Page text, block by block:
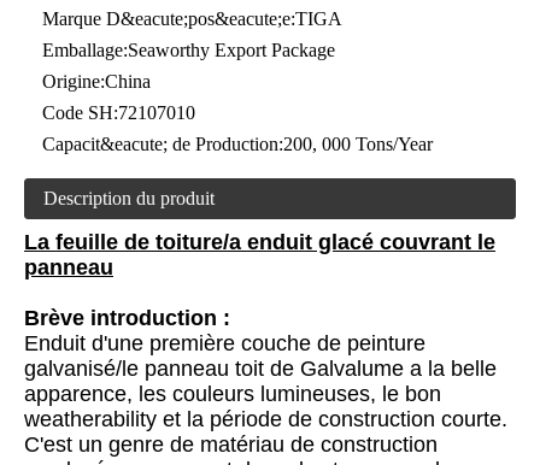
Marque D&eacute;pos&eacute;e:TIGA
Emballage:Seaworthy Export Package
Origine:China
Code SH:72107010
Capacit&eacute; de Production:200, 000 Tons/Year
Description du produit
La feuille de toiture/a enduit glacé couvrant le
panneau
Brève introduction :
Enduit d'une première couche de peinture
galvanisé/le panneau toit de Galvalume a la belle
apparence, les couleurs lumineuses, le bon
weatherability et la période de construction courte.
C'est un genre de matériau de construction